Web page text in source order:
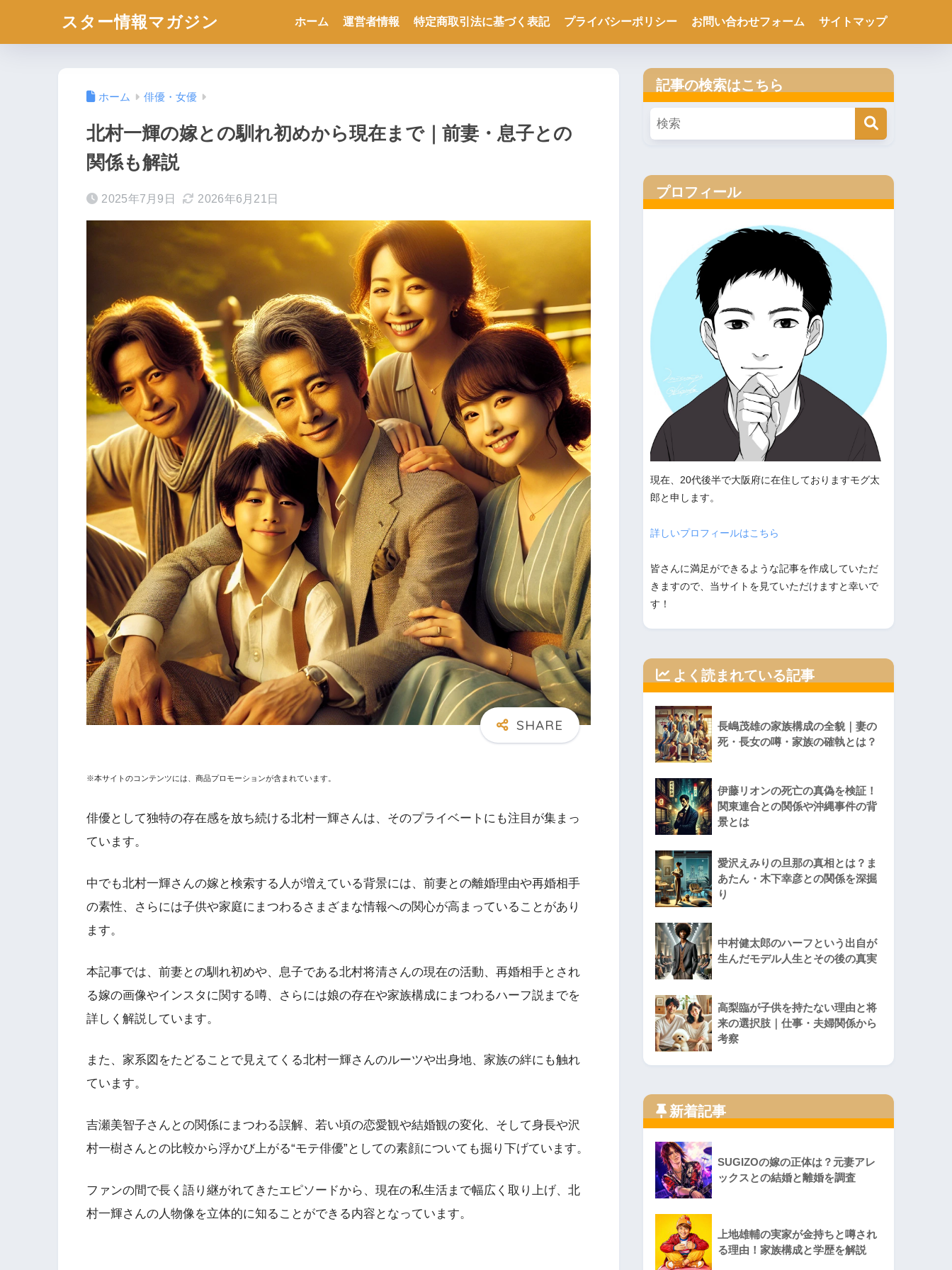
スター情報マガジン ホーム 運営者情報 特定商取引法に基づく表記 プライバシーポリシー お問い合わせフォーム サイトマップ
ホーム 俳優・女優
北村一輝の嫁との馴れ初めから現在まで｜前妻・息子との
関係も解説
2025年7月9日 2026年6月21日
※本サイトのコンテンツには、商品プロモーションが含まれています。
俳優として独特の存在感を放ち続ける北村一輝さんは、そのプライベートにも注目が集まっ
ています。
中でも北村一輝さんの嫁と検索する人が増えている背景には、前妻との離婚理由や再婚相手
の素性、さらには子供や家庭にまつわるさまざまな情報への関心が高まっていることがあり
ます。
本記事では、前妻との馴れ初めや、息子である北村将清さんの現在の活動、再婚相手とされ
る嫁の画像やインスタに関する噂、さらには娘の存在や家族構成にまつわるハーフ説までを
詳しく解説しています。
また、家系図をたどることで見えてくる北村一輝さんのルーツや出身地、家族の絆にも触れ
ています。
吉瀬美智子さんとの関係にまつわる誤解、若い頃の恋愛観や結婚観の変化、そして身長や沢
村一樹さんとの比較から浮かび上がる“モテ俳優”としての素顔についても掘り下げています。
ファンの間で長く語り継がれてきたエピソードから、現在の私生活まで幅広く取り上げ、北
村一輝さんの人物像を立体的に知ることができる内容となっています。
記事の検索はこちら
プロフィール
現在、20代後半で大阪府に在住しておりますモグ太
郎と申します。
詳しいプロフィールはこちら
皆さんに満足ができるような記事を作成していただ
きますので、当サイトを見ていただけますと幸いで
す！
よく読まれている記事
長嶋茂雄の家族構成の全貌｜妻の
死・長女の噂・家族の確執とは？
伊藤リオンの死亡の真偽を検証！
関東連合との関係や沖縄事件の背
景とは
愛沢えみりの旦那の真相とは？ま
あたん・木下幸彦との関係を深掘
り
中村健太郎のハーフという出自が
生んだモデル人生とその後の真実
高梨臨が子供を持たない理由と将
来の選択肢｜仕事・夫婦関係から
考察
新着記事
SUGIZOの嫁の正体は？元妻アレ
ックスとの結婚と離婚を調査
上地雄輔の実家が金持ちと噂され
る理由！家族構成と学歴を解説